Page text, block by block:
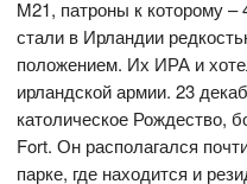
M21, патроны к которому
стали в Ирландии
положением. Их ИРА и
ирландской армии. 23
католическое Рождество,
Fort. Он располагался
парке, где находится и